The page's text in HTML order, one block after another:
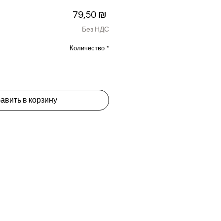
79,50 ₪
Без НДС
Количество *
в корзину